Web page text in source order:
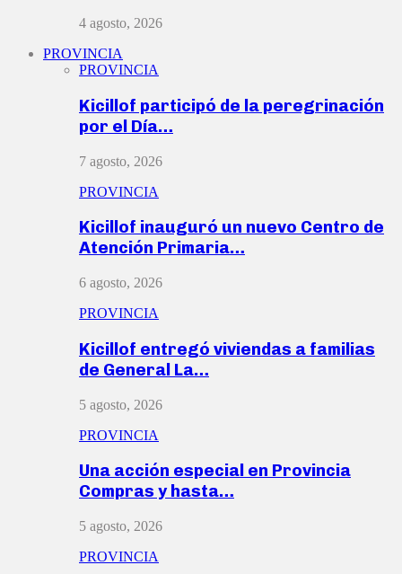
4 agosto, 2026
PROVINCIA
PROVINCIA
Kicillof participó de la peregrinación
por el Día…
7 agosto, 2026
PROVINCIA
Kicillof inauguró un nuevo Centro de
Atención Primaria…
6 agosto, 2026
PROVINCIA
Kicillof entregó viviendas a familias
de General La…
5 agosto, 2026
PROVINCIA
Una acción especial en Provincia
Compras y hasta…
5 agosto, 2026
PROVINCIA